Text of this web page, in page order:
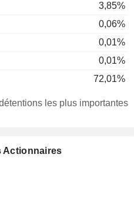
3,85%
0,06%
0,01%
0,01%
72,01%
les plus importantes
Actionnaires